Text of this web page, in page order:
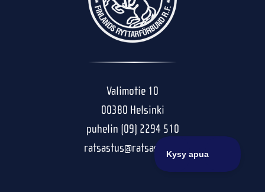
Valimotie 10
00380 Helsinki
puhelin (09) 2294 510
ratsastus@ratsastus.fi